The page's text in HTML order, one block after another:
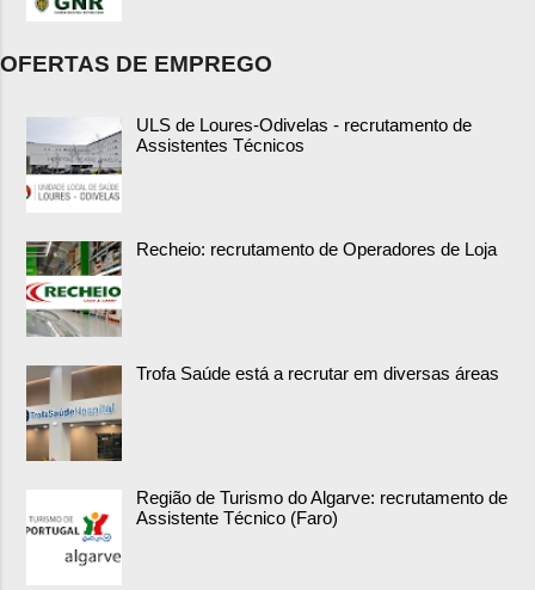
OFERTAS DE EMPREGO
ULS de Loures-Odivelas - recrutamento de
Assistentes Técnicos
Recheio: recrutamento de Operadores de Loja
Trofa Saúde está a recrutar em diversas áreas
Região de Turismo do Algarve: recrutamento de
Assistente Técnico (Faro)